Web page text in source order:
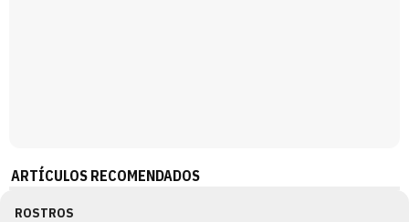
ARTÍCULOS RECOMENDADOS
ROSTROS